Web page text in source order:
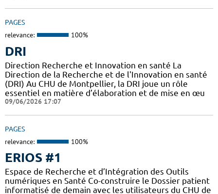
PAGES
relevance: 100%
DRI
Direction Recherche et Innovation en santé La
Direction de la Recherche et de l'Innovation en santé
(DRI) Au CHU de Montpellier, la DRI joue un rôle
essentiel en matière d’élaboration et de mise en œu
09/06/2026 17:07
PAGES
relevance: 100%
ERIOS #1
Espace de Recherche et d’Intégration des Outils
numériques en Santé Co-construire le Dossier patient
informatisé de demain avec les utilisateurs du CHU de